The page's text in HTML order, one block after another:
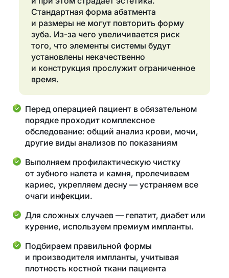
Стандартная форма абатмента
и размеры не могут повторить форму
зуба. Из-за чего увеличивается риск
того, что элементы системы будут
установлены некачественно
и конструкция прослужит ограниченное
время.
Перед операцией пациент в обязательном
порядке проходит комплексное
обследование: общий анализ крови, мочи,
другие виды анализов по показаниям
Выполняем профилактическую чистку
от зубного налета и камня, пролечиваем
кариес, укрепляем десну — устраняем все
очаги инфекции.
Для сложных случаев — гепатит, диабет или
курение, используем премиум импланты.
Подбираем правильной формы
и производителя импланты, учитывая
плотность костной ткани пациента